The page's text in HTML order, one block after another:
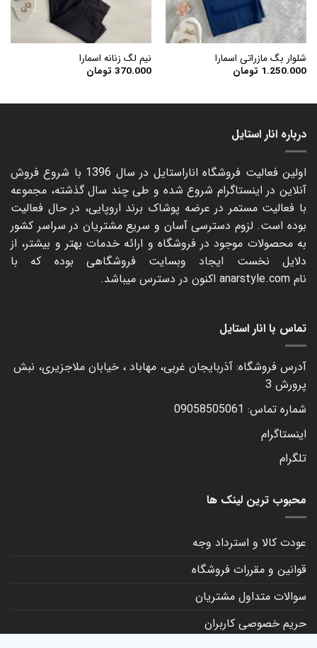
شلوار بگ مازراتی اسمارا
1.250.000 تومان
نیم لگ زنانه اسمارا
370.000 تومان
درباره انار استایل
اولین فعالیت فروشگاه اناراستایل در سال 1396 با شروع فروش
آنلاین در اینستاگرام شروع شده و طی چند سال گذشته، مجموعه
با فعالیت مستمر در عرضه پوشاک برند اروپایی، در حال فعالیت
بوده است. لزوم دسترسی آسان و سریع مشتریان در سراسر کشور
به محصولات موجود در فروشگاه و ارائه خدمات بهتر و بیشتر، از
دلایل نخست ایجاد وبسایت فروشگاهی بوده که با
نام anarstyle.com اکنون در دسترس میباشد.
تماس با انار استایل
آدرس فروشگاه: آذربایجان غربی، مهاباد ، خیابان ملاجزیری، نبش
پرورش 3
شماره تماس: 09058505061
اینستاگرام
تلگرام
محبوب ترین لینک ها
عودت کالا و استرداد وجه
قوانین و مقررات فروشگاه
سوالات متداول مشتریان
حریم خصوصی کاربران